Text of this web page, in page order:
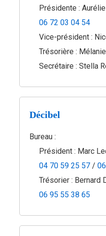
Présidente :
06 72 03 04 54
Vice-président :
Trésorière :
Secrétaire : Stella
Décibel
Bureau :
Président : Marc
04 70 59 25 57 /
Trésorier : Bernard
06 95 55 38 65